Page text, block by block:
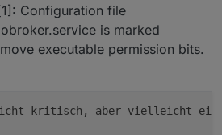
Configuration file
is marked
executable permission bits.
kritisch, aber vielleicht ein